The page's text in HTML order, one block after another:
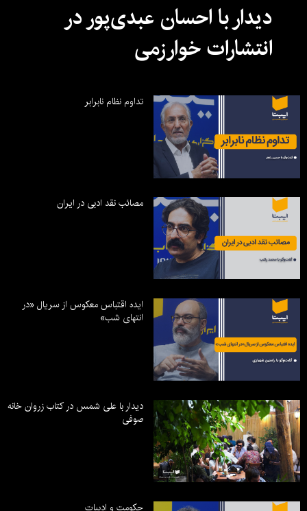
دیدار با احسان عبدی‌پور در
انتشارات خوارزمی
تداوم نظام نابرابر
مصائب نقد ادبی در ایران
ایده اقتباس معکوس از سریال «در
انتهای شب»
دیدار با علی شمس در کتاب زروان خانه
صوفی
حکومت و ادبیات